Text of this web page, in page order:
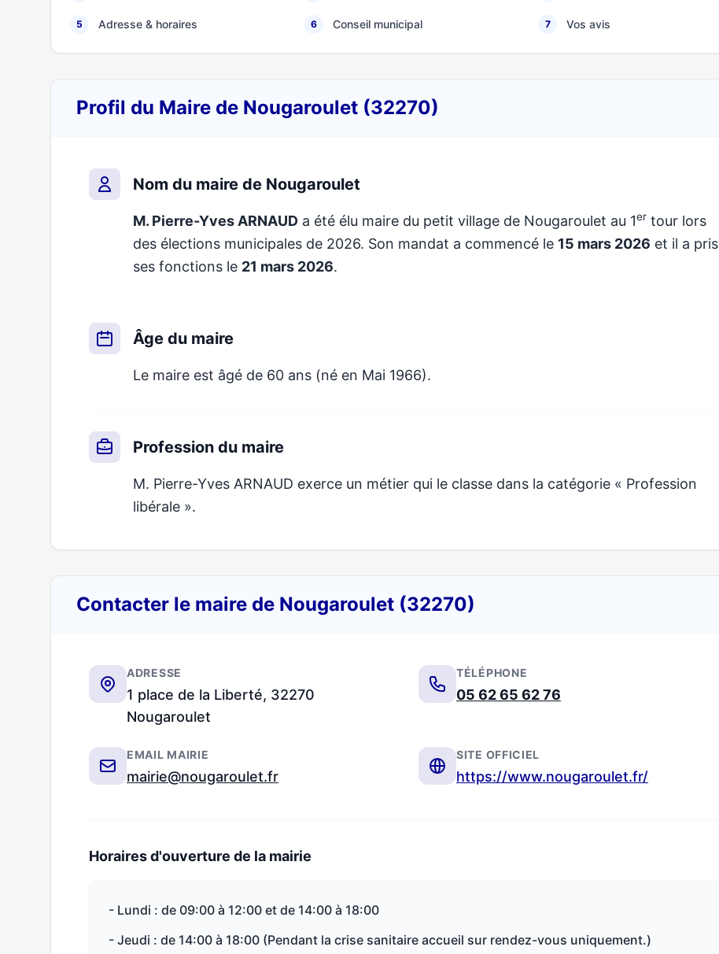
5 Adresse & horaires 6 Conseil municipal 7 Vos avis
Profil du Maire de Nougaroulet (32270)
Nom du maire de Nougaroulet
M. Pierre-Yves ARNAUD a été élu maire du petit village de Nougaroulet au 1er tour lors
des élections municipales de 2026. Son mandat a commencé le 15 mars 2026 et il a pris
ses fonctions le 21 mars 2026.
Âge du maire
Le maire est âgé de 60 ans (né en Mai 1966).
Profession du maire
M. Pierre-Yves ARNAUD exerce un métier qui le classe dans la catégorie « Profession
libérale ».
Contacter le maire de Nougaroulet (32270)
ADRESSE
1 place de la Liberté, 32270
Nougaroulet
TÉLÉPHONE
05 62 65 62 76
EMAIL MAIRIE
mairie@nougaroulet.fr
SITE OFFICIEL
https://www.nougaroulet.fr/
Horaires d'ouverture de la mairie
- Lundi : de 09:00 à 12:00 et de 14:00 à 18:00
- Jeudi : de 14:00 à 18:00 (Pendant la crise sanitaire accueil sur rendez-vous uniquement.)